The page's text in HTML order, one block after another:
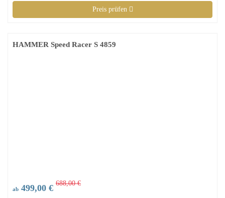
Preis prüfen
HAMMER Speed Racer S 4859
ab 499,00 € 688,00 €